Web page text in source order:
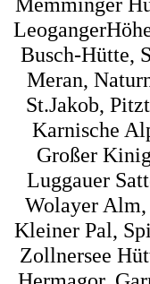
Busch-Hütte,
Meran,
St.Jakob,
Karnische
Großer
Luggauer
Wolayer Alm,
Kleiner Pal,
Zollnersee